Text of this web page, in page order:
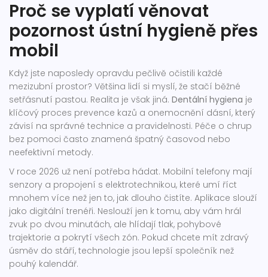
Proč se vyplatí věnovat
pozornost ústní hygieně přes
mobil
Když jste naposledy opravdu pečlivě očistili každé
mezizubní prostor? Většina lidí si myslí, že stačí běžné
setřásnutí pastou. Realita je však jiná. Dentální hygiena je
klíčový proces prevence kazů a onemocnění dásní, který
závisí na správné technice a pravidelnosti. Péče o chrup
bez pomoci často znamená špatný časovod nebo
neefektivní metody.
V roce 2026 už není potřeba hádat. Mobilní telefony mají
senzory a propojení s elektrotechnikou, které umí říct
mnohem více než jen to, jak dlouho čistíte. Aplikace slouží
jako digitální trenéři. Neslouží jen k tomu, aby vám hrál
zvuk po dvou minutách, ale hlídají tlak, pohybové
trajektorie a pokrytí všech zón. Pokud chcete mít zdravý
úsměv do stáří, technologie jsou lepší společník než
pouhý kalendář.